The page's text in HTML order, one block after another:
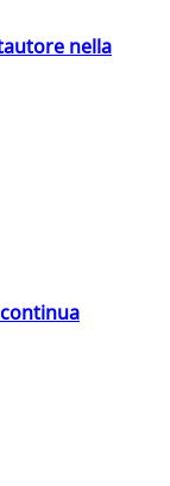
nella